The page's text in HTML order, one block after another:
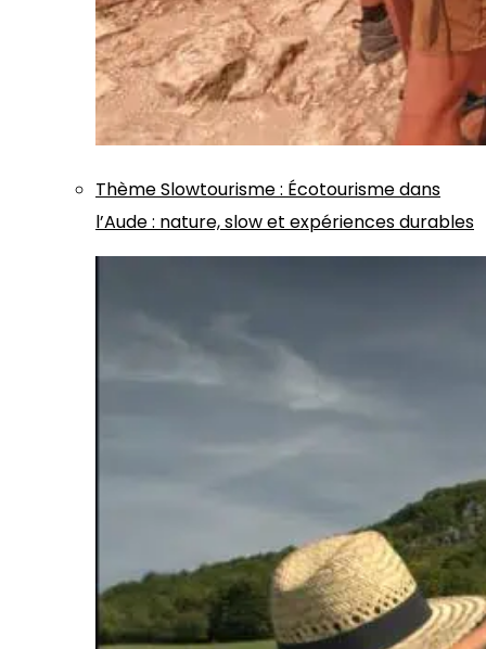
ThèmeSlowtourisme: Écotourisme dans
l’Aude : nature, slow et expériences durables